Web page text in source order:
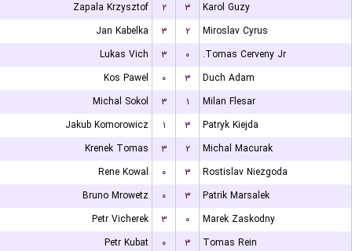
Zapala Krzysztof
۲ ۳
Karol Guzy
Jan Kabelka
۳ ۲
Miroslav Cyrus
Lukas Vich
۳ ۰
Tomas Cerveny Jr.
Kos Pawel
۰ ۳
Duch Adam
Michal Sokol
۳ ۱
Milan Flesar
Jakub Komorowicz
۱ ۳
Patryk Kiejda
Krenek Tomas
۳ ۲
Michal Macurak
Rene Kowal
۰ ۳
Rostislav Niezgoda
Bruno Mrowetz
۰ ۳
Patrik Marsalek
Petr Vicherek
۳ ۰
Marek Zaskodny
Petr Kubat
۰ ۳
Tomas Rein